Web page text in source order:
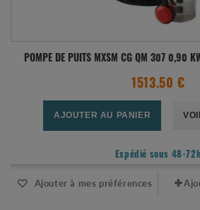
POMPE DE PUITS MXSM CG QM 307 0,90
1513.50 €
AJOUTER AU PANIER
Expédié sous 48-72h
Ajouter à mes préférences